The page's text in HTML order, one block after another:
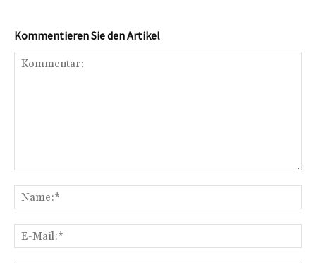
Kommentieren Sie den Artikel